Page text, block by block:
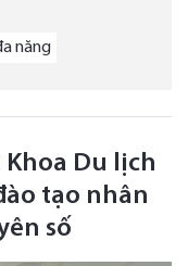
năng
Du lịch
tạo nhân
số